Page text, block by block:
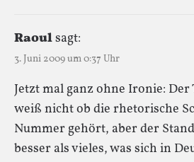
Raoulsagt:
3. Juni 2009 um 0:37 Uhr
Jetzt mal ganz ohne Ironie:
weiß nicht ob die rhetorische
Nummer gehört, aber der
besser als vieles, was sich in